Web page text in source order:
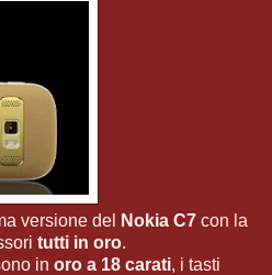
versione del Nokia C7 con la
tutti in oro.
in oro a 18 carati, i tasti